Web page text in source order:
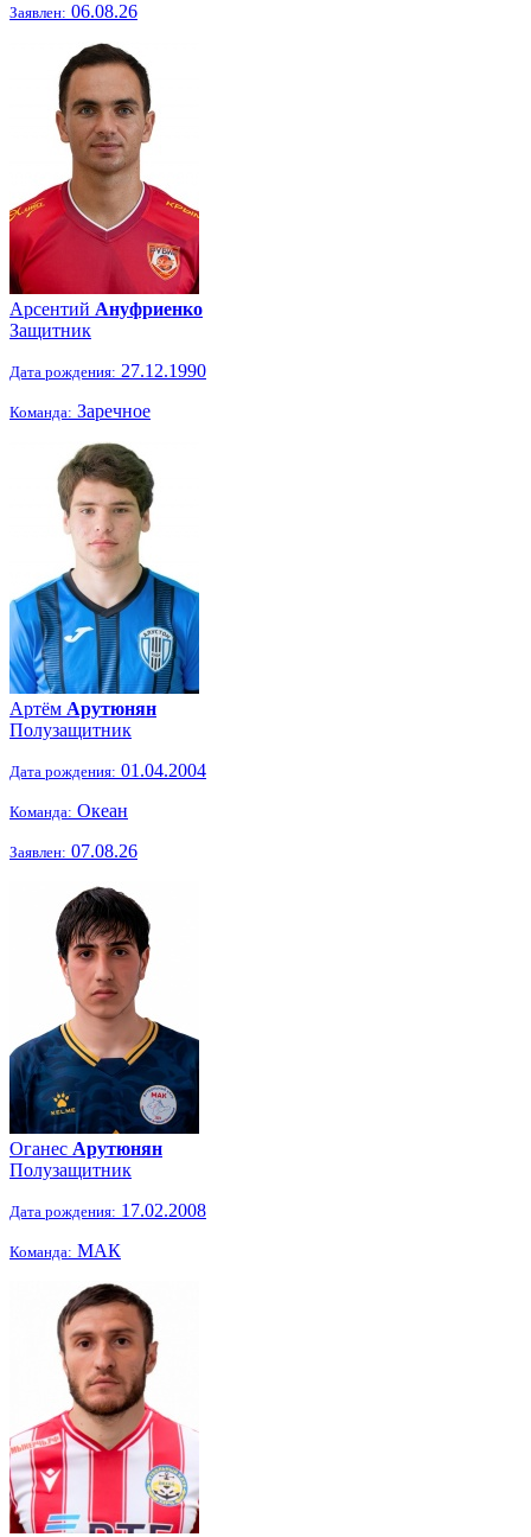
Заявлен: 06.08.26
Арсентий Ануфриенко
Защитник
Дата рождения: 27.12.1990
Команда: Заречное
Артём Арутюнян
Полузащитник
Дата рождения: 01.04.2004
Команда: Океан
Заявлен: 07.08.26
Оганес Арутюнян
Полузащитник
Дата рождения: 17.02.2008
Команда: МАК